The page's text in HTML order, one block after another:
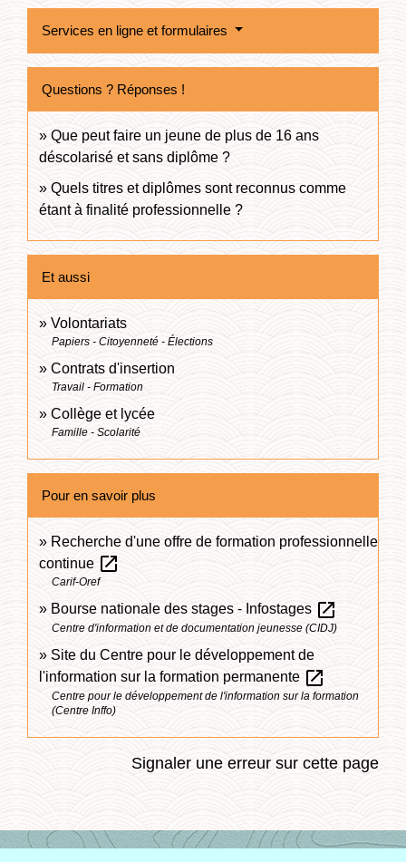
Services en ligne et formulaires
Questions ? Réponses !
Que peut faire un jeune de plus de 16 ans
déscolarisé et sans diplôme ?
Quels titres et diplômes sont reconnus comme
étant à finalité professionnelle ?
Et aussi
Volontariats
Papiers - Citoyenneté - Élections
Contrats d'insertion
Travail - Formation
Collège et lycée
Famille - Scolarité
Pour en savoir plus
Recherche d'une offre de formation professionnelle
continue open_in_new
Carif-Oref
Bourse nationale des stages - Infostages open_in_new
Centre d'information et de documentation jeunesse (CIDJ)
Site du Centre pour le développement de
l'information sur la formation permanente open_in_new
Centre pour le développement de l'information sur la formation
(Centre Inffo)
Signaler une erreur sur cette page